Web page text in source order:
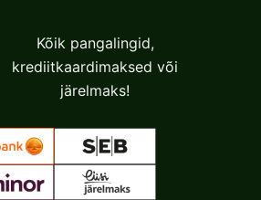
Kõik pangalingid,
krediitkaardimaksed või
järelmaks!